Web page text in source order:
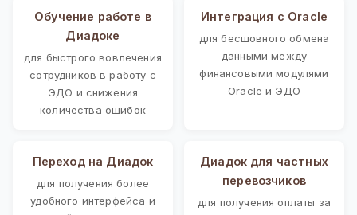
Обучение работе в
Диадоке
для быстрого вовлечения
сотрудников в работу с
ЭДО и снижения
количества ошибок
Интеграция с Oracle
для бесшовного обмена
данными между
финансовыми модулями
Oracle и ЭДО
Переход на Диадок
для получения более
удобного интерфейса и
Диадок для частных
перевозчиков
для получения оплаты за